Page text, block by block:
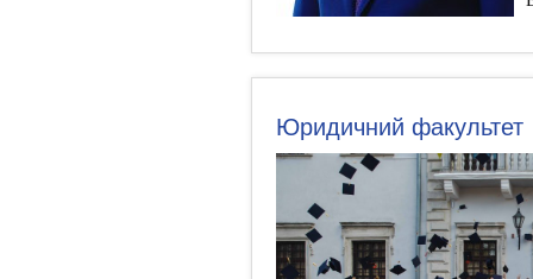
Юридичний факультет